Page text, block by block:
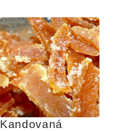
Kandovaná